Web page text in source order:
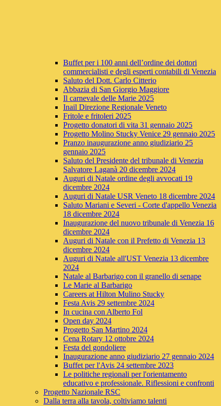
Buffet per i 100 anni dell’ordine dei dottori
commercialisti e degli esperti contabili di Venezia
Saluto del Dott. Carlo Citterio
Abbazia di San Giorgio Maggiore
Il carnevale delle Marie 2025
Inail Direzione Regionale Veneto
Fritole e fritoleri 2025
Progetto donatori di vita 31 gennaio 2025
Progetto Molino Stucky Venice 29 gennaio 2025
Pranzo inaugurazione anno giudiziario 25
gennaio 2025
Saluto del Presidente del tribunale di Venezia
Salvatore Laganà 20 dicembre 2024
Auguri di Natale ordine degli avvocati 19
dicembre 2024
Auguri di Natale USR Veneto 18 dicembre 2024
Saluto Mariani e Severi - Corte d'appello Venezia
18 dicembre 2024
Inaugurazione del nuovo tribunale di Venezia 16
dicembre 2024
Auguri di Natale con il Prefetto di Venezia 13
dicembre 2024
Auguri di Natale all'UST Venezia 13 dicembre
2024
Natale al Barbarigo con il granello di senape
Le Marie al Barbarigo
Careers at Hilton Mulino Stucky
Festa Avis 29 settembre 2024
In cucina con Alberto Fol
Open day 2024
Progetto San Martino 2024
Cena Rotary 12 ottobre 2024
Festa del gondoliere
Inaugurazione anno giudiziario 27 gennaio 2024
Buffet per l'Avis 24 settembre 2023
Le politiche regionali per l'orientamento
educativo e professionale. Riflessioni e confronti
Progetto Nazionale RSC
Dalla terra alla tavola, coltiviamo talenti